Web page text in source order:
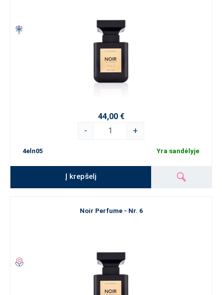
44,00 €
-
+
4eln05 Yra sandėlyje
Į krepšelį
Noir Perfume - Nr. 6